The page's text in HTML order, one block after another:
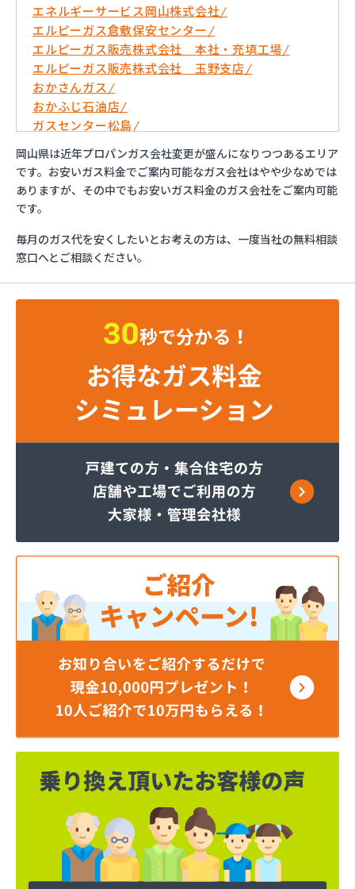
エネルギーサービス岡山株式会社/
エルピーガス倉敷保安センター/
エルピーガス販売株式会社 本社・充填工場/
エルピーガス販売株式会社 玉野支店/
おかさんガス/
おかふじ石油店/
ガスセンター松島/
キョウリン産業株式会社/
サーンガス共和株式会社/
ダイネン株式会社 岡山営業所/
たからや石油株式会社/
ツチダ産業株式会社 本社ツチダプロパン部/
つばめガス株式会社/
ネクスト・ワン株式会社 岡山営業所/
マルヰガス南岡山株式会社 児島支店/
ヤスカワガス灯油センター/
ライフォス株式会社 プロパン部/
ライフォス株式会社 東岡山工場/
伊丹産業株式会社/
伊丹産業株式会社 岡山工場/
伊丹産業株式会社 御津営業所/
伊丹産業株式会社 倉敷営業所/
伊藤忠エネクスホームライフ西日本株式会社 岡山
伊藤忠エネクスホームライフ西日本株式会社 倉敷
営業所/
井原エネルギー株式会社/
井原エルピーガス株式会社/
奥憲商店/
横山石油株式会社エネルギーセンター/
岡崎共同株式会社玉野事業所/
岡山ガスエネルギー株式会社（旧 岡山液化ガス株式
会社）/
岡山ガスプロパン株式会社/
岡山安全ガス株式会社/
岡山県エルピーガス協会 児島支部/
岡山県エルピーガス協会 津山支部/
岡山県漁協連合会 下津井出張所/
岡山県児島エルピーガス保安事業協同組合/
岡野石油店/
岡山県は近年プロパンガス会社変更が盛んになりつつあるエリア
です。お安いガス料金でご案内可能なガス会社はやや少なめでは
ありますが、その中でもお安いガス料金のガス会社をご案内可能
です。
毎月のガス代を安くしたいとお考えの方は、一度当社の無料相談
窓口へとご相談ください。